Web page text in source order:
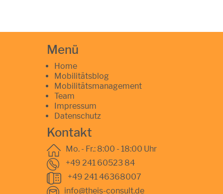
Menü
Home
Mobilitätsblog
Mobilitätsmanagement
Team
Impressum
Datenschutz
Kontakt
Mo. - Fr.: 8:00 - 18:00 Uhr
+49 241 60523 84
+49 241 46368007
info@theis-consult.de